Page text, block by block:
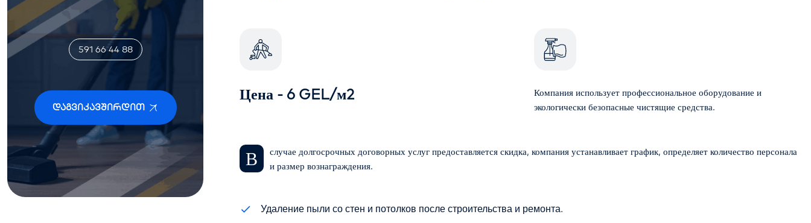
Цена - 6 GEL/м2
Компания использует профессиональное оборудование и
экологически безопасные чистящие средства.
В случае долгосрочных договорных услуг предоставляется скидка, компания устанавливает график, определяет количество персонала и размер вознаграждения.
Удаление пыли со стен и потолков после строительства и ремонта.
591 66 44 88
Დაგვიკავშირდით